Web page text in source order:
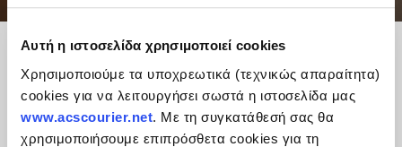
Αυτή η ιστοσελίδα χρησιμοποιεί cookies
Χρησιμοποιούμε τα υποχρεωτικά (τεχνικώς απαραίτητα)
cookies για να λειτουργήσει σωστά η ιστοσελίδα μας
www.acscourier.net. Με τη συγκατάθεσή σας θα
χρησιμοποιήσουμε επιπρόσθετα cookies για τη